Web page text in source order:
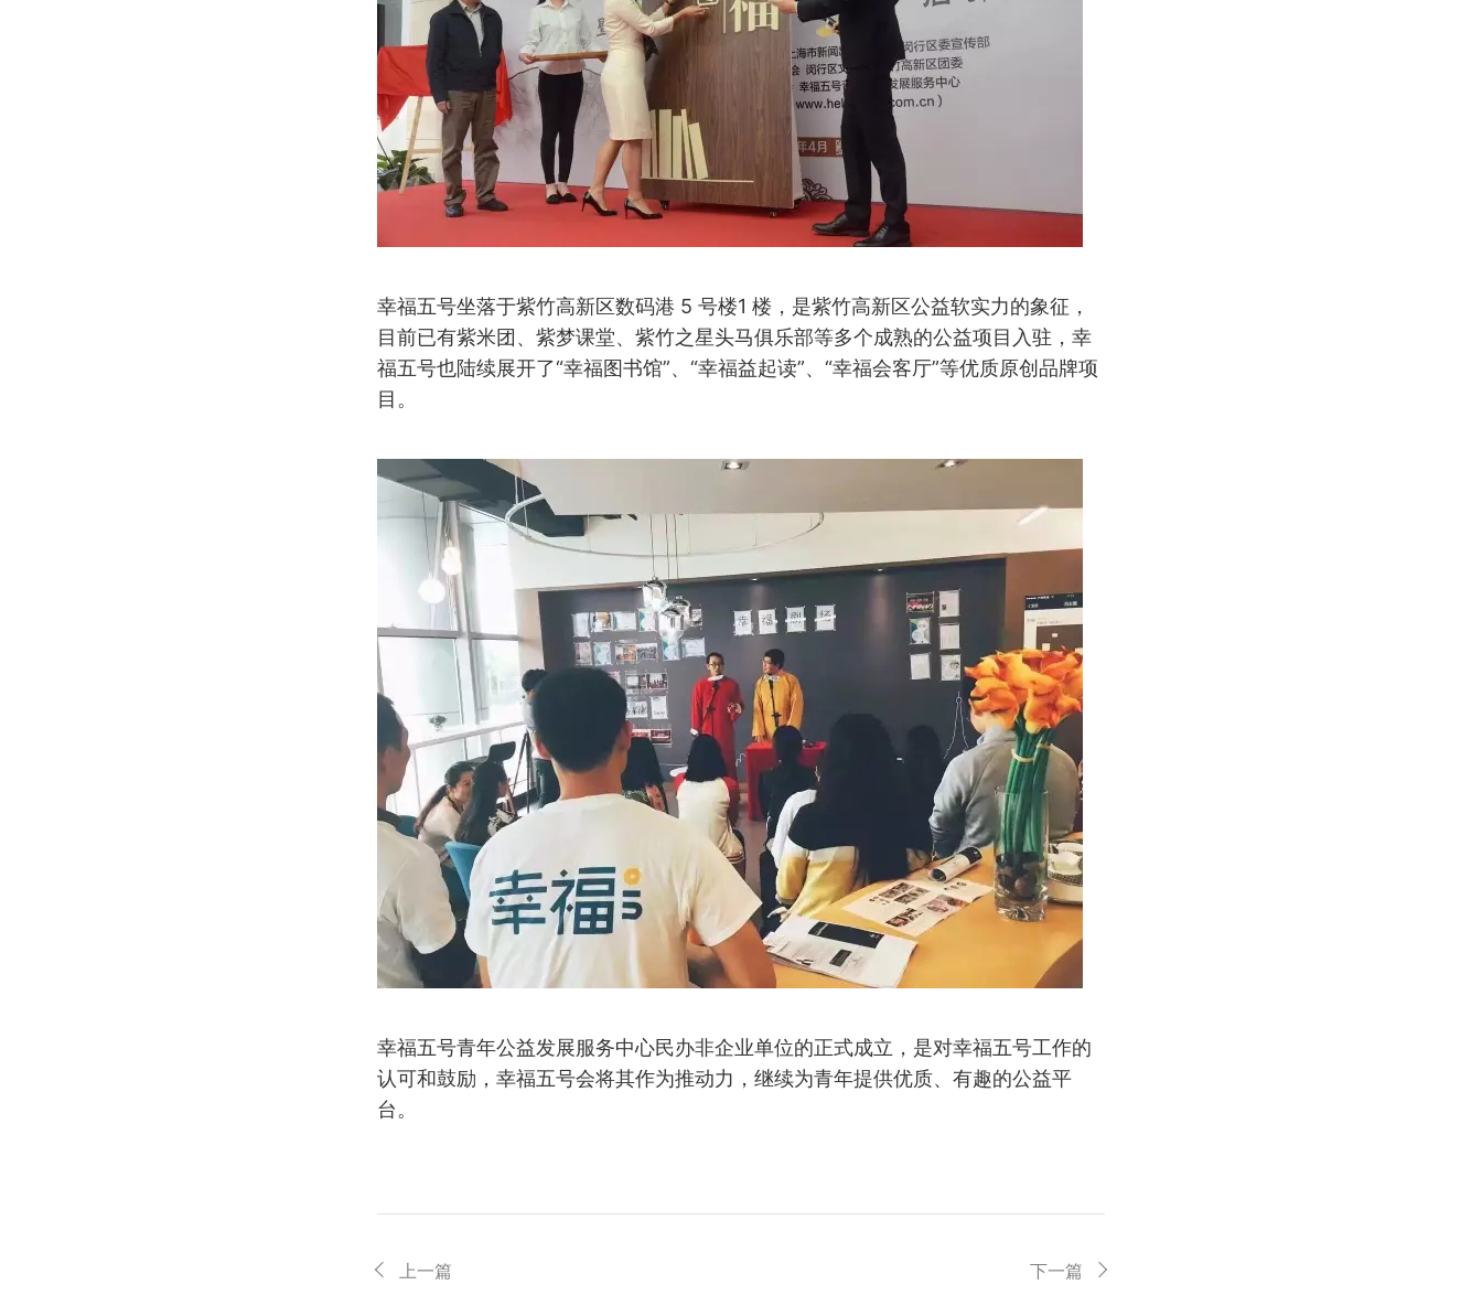
幸福五号坐落于紫竹高新区数码港 5 号楼1 楼，是紫竹高新区公益软实力的象征，
目前已有紫米团、紫梦课堂、紫竹之星头马俱乐部等多个成熟的公益项目入驻，幸
福五号也陆续展开了“幸福图书馆”、“幸福益起读”、“幸福会客厅”等优质原创品牌项
目。
幸福五号青年公益发展服务中心民办非企业单位的正式成立，是对幸福五号工作的
认可和鼓励，幸福五号会将其作为推动力，继续为青年提供优质、有趣的公益平
台。
上一篇 下一篇